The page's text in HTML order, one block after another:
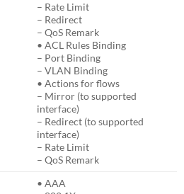
– Rate Limit
– Redirect
– QoS Remark
• ACL Rules Binding
– Port Binding
– VLAN Binding
• Actions for flows
– Mirror (to supported
interface)
– Redirect (to supported
interface)
– Rate Limit
– QoS Remark
• AAA